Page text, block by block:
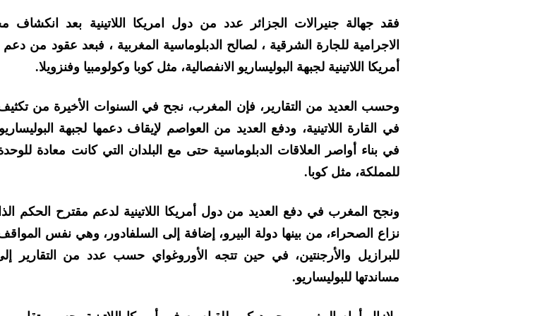
فقد جهالة جنيرالات الجزائر عدد من دول امريكا اللاتينية بعد
الاجرامية للجارة الشرقية ، لصالح الدبلوماسية المغربية ، فبعد عقود من
أمريكا اللاتينية لجبهة البوليساريو الانفصالية، مثل كوبا وكولومبيا وفنزويلا.
وحسب العديد من التقارير، فإن المغرب، نجح في السنوات الأخيرة من
في القارة اللاتينية، ودفع العديد من العواصم لإيقاف دعمها لجبهة
في بناء أواصر العلاقات الدبلوماسية حتى مع البلدان التي كانت معادة للوحدة
للمملكة، مثل كوبا.
ونجح المغرب في دفع العديد من دول أمريكا اللاتينية لدعم مقترح الحكم
نزاع الصحراء، من بينها دولة البيرو، إضافة إلى السلفادور، وهي نفس
للبرازيل والأرجنتين، في حين تتجه الأوروغواي حسب عدد من التقارير
مساندتها للبوليساريو.